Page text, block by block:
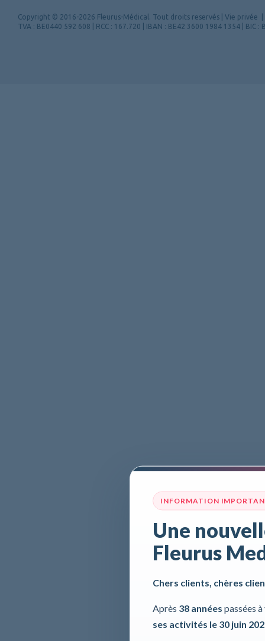
INFORMATION
Une
Fleurus
Chers clients, chères
Après 38 années passées
ses activités le 30 juin
Copyright © 2016-2026 Fleurus-Médical. Tout droits reservés Vie privée
TVA : BE0440 592 608 | RCC : 167.720 | IBAN : BE42 3600 1984 1354 | BIC :